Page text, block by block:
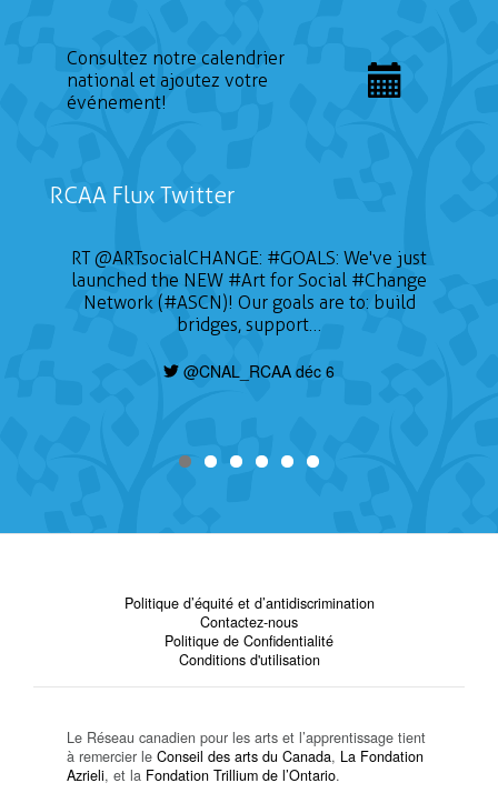
Consultez notre calendrier
national et ajoutez votre
événement!
RCAA Flux Twitter
RT@ARTsocialCHANGE: #GOALS: We've just
launched the NEW #Art for Social #Change
Network (#ASCN)! Our goals are to: build
bridges, support…
@CNAL_RCAA déc 6
Politique d’équité et d’antidiscrimination
Contactez-nous
Politique de Confidentialité
Conditions d'utilisation
Le Réseau canadien pour les arts et l’apprentissage tient
à remercier le Conseil des arts du Canada, La Fondation
Azrieli, et la Fondation Trillium de l’Ontario.